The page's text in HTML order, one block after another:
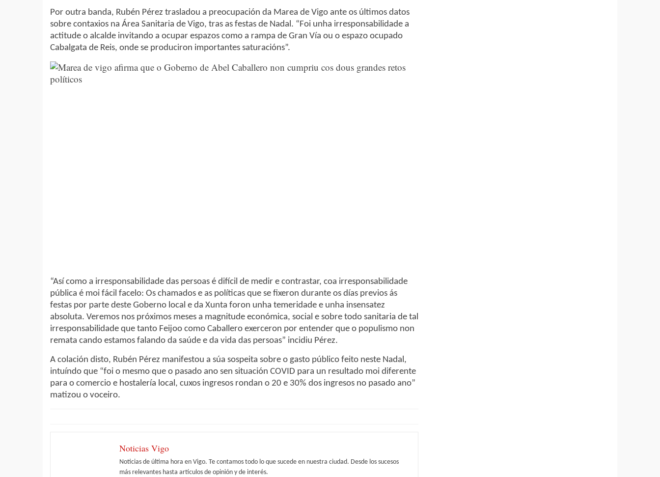
Por outra banda, Rubén Pérez trasladou a preocupación da Marea de Vigo ante os últimos datos
sobre contaxios na Área Sanitaria de Vigo, tras as festas de Nadal. “Foi unha irresponsabilidade a
actitude o alcalde invitando a ocupar espazos como a rampa de Gran Vía ou o espazo ocupado
Cabalgata de Reis, onde se produciron importantes saturacións”.
“Así como a irresponsabilidade das persoas é difícil de medir e contrastar, coa irresponsabilidade
pública é moi fácil facelo: Os chamados e as políticas que se fixeron durante os días previos ás
festas por parte deste Goberno local e da Xunta foron unha temeridade e unha insensatez
absoluta. Veremos nos próximos meses a magnitude económica, social e sobre todo sanitaria de tal
irresponsabilidade que tanto Feijoo como Caballero exerceron por entender que o populismo non
remata cando estamos falando da saúde e da vida das persoas” incidiu Pérez.
A colación disto, Rubén Pérez manifestou a súa sospeita sobre o gasto público feito neste Nadal,
intuíndo que “foi o mesmo que o pasado ano sen situación COVID para un resultado moi diferente
para o comercio e hostalería local, cuxos ingresos rondan o 20 e 30% dos ingresos no pasado ano”
matizou o voceiro.
Noticias Vigo
Noticias de última hora en Vigo. Te contamos todo lo que sucede en nuestra ciudad. Desde los sucesos
más relevantes hasta artículos de opinión y de interés.